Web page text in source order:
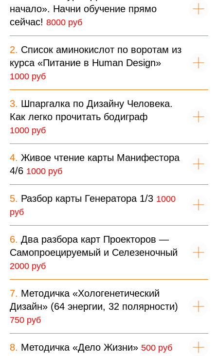
начало». Начни обучение прямо
сейчас! 8000 руб
2. Список аминокислот по воротам из
курса «Питание в Human Design»
1000 руб
3. Шпаргалка по Дизайну Человека.
Как легко прочитать бодиграф
1000 руб
4. Живое чтение карты Манифестора
4/6 1000 руб
5. Разбор карты Генератора 1/3 1000
руб
6. Два разбора карт Проекторов —
Самопроецируемый и Селезеночный
2000 руб
7. Методичка «Хологенетический
Дизайн» (64 энергии, 32 полярности)
750 руб
8. Методичка «Дело Жизни» 500 руб